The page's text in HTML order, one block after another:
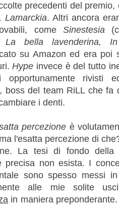
precedenti del
Lamarckia. Altri ancora
come Sinestesia
La bella lavenderina,
su Amazon ed era poi
Hype invece è del tutto
opportunamente rivisti
, boss del team RiLL che fa
i denti.
percezione è
l'esatta percezione di
La tesi di fondo
precisa non esista. I
sono spesso messi
alle mie solite
in maniera